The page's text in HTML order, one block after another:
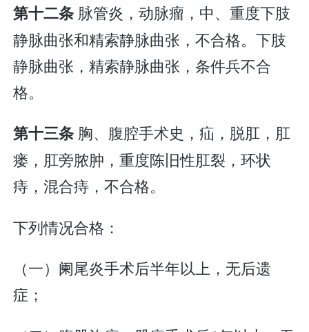
第十二条 脉管炎，动脉瘤，中、重度下肢
静脉曲张和精索静脉曲张，不合格。下肢
静脉曲张，精索静脉曲张，条件兵不合
格。
第十三条 胸、腹腔手术史，疝，脱肛，肛
瘘，肛旁脓肿，重度陈旧性肛裂，环状
痔，混合痔，不合格。
下列情况合格：
（一）阑尾炎手术后半年以上，无后遗
症；